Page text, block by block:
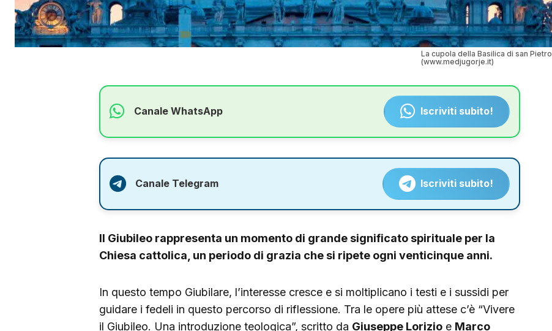
La cupola della Basilica di san Pietro
(www.medjugorje.it)
Canale WhatsApp Iscriviti subito!
Canale Telegram Iscriviti subito!
Il Giubileo rappresenta un momento di grande significato spirituale per la
Chiesa cattolica, un periodo di grazia che si ripete ogni venticinque anni.
In questo tempo Giubilare, l’interesse cresce e si moltiplicano i testi e i sussidi per
guidare i fedeli in questo percorso di riflessione. Tra le opere più attese c’è “Vivere
il Giubileo. Una introduzione teologica”, scritto da Giuseppe Lorizio e Marco